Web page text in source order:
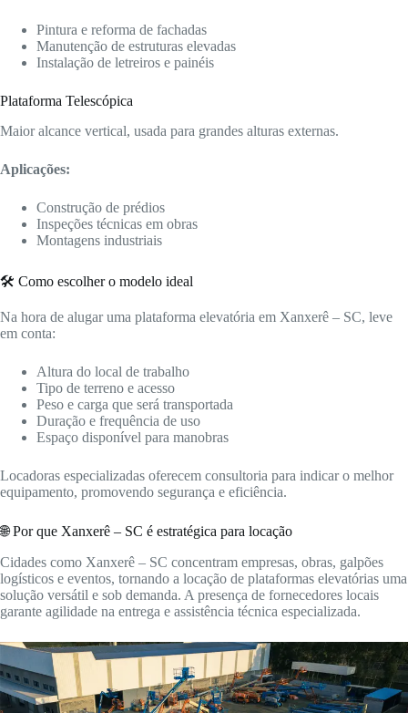
Pintura e reforma de fachadas
Manutenção de estruturas elevadas
Instalação de letreiros e painéis
Plataforma Telescópica
Maior alcance vertical, usada para grandes alturas externas.
Aplicações:
Construção de prédios
Inspeções técnicas em obras
Montagens industriais
🛠️ Como escolher o modelo ideal
Na hora de alugar uma plataforma elevatória em Xanxerê – SC, leve
em conta:
Altura do local de trabalho
Tipo de terreno e acesso
Peso e carga que será transportada
Duração e frequência de uso
Espaço disponível para manobras
Locadoras especializadas oferecem consultoria para indicar o melhor
equipamento, promovendo segurança e eficiência.
🌐 Por que Xanxerê – SC é estratégica para locação
Cidades como Xanxerê – SC concentram empresas, obras, galpões
logísticos e eventos, tornando a locação de plataformas elevatórias uma
solução versátil e sob demanda. A presença de fornecedores locais
garante agilidade na entrega e assistência técnica especializada.